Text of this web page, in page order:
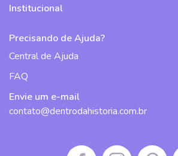
Institucional
Precisando de Ajuda?
Central de Ajuda
FAQ
Envie um e-mail
contato@dentrodahistoria.com.br